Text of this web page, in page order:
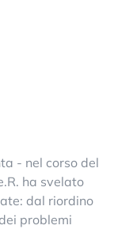
- nel corso del
ha svelato
dal riordino
problemi